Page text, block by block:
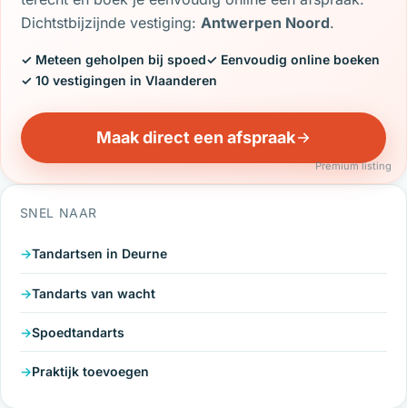
Dichtstbijzijnde vestiging:Antwerpen Noord.
✓ Meteen geholpen bij spoed✓ Eenvoudig online boeken
✓ 10 vestigingen in Vlaanderen
Maak direct een afspraak
Premium listing
SNEL NAAR
Tandartsen in Deurne
Tandarts van wacht
Spoedtandarts
Praktijk toevoegen